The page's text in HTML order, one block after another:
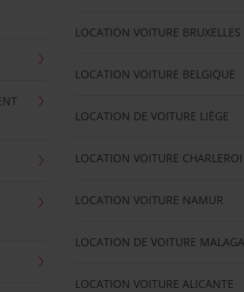
LOCATION VOITURE BRUXELLES
LOCATION VOITURE BELGIQUE
LOCATION DE VOITURE LIÈGE
LOCATION VOITURE CHARLEROI
LOCATION VOITURE NAMUR
LOCATION DE VOITURE MALAGA
LOCATION VOITURE ALICANTE